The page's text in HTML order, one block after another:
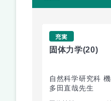
充実
固体力学(20)
自然科学研究科
多田直哉先生